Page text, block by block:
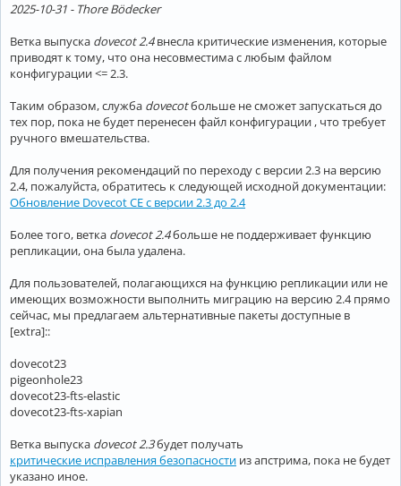
и
я
2025-10-31 - Thore Bödecker
Ветка выпуска dovecot 2.4внесла критические изменения, которые
приводят к тому, что она несовместима с любым файлом
конфигурации <= 2.3.
Таким образом, служба dovecotбольше не сможет запускаться до
тех пор, пока не будет перенесен файл конфигурации , что требует
ручного вмешательства.
Для получения рекомендаций по переходу с версии 2.3 на версию
2.4, пожалуйста, обратитесь к следующей исходной документации:
Обновление Dovecot CE с версии 2.3 до 2.4
Более того, ветка dovecot 2.4больше не поддерживает функцию
репликации, она была удалена.
Для пользователей, полагающихся на функцию репликации или не
имеющих возможности выполнить миграцию на версию 2.4 прямо
сейчас, мы предлагаем альтернативные пакеты доступные в
[extra]::
dovecot23
pigeonhole23
dovecot23-fts-elastic
dovecot23-fts-xapian
Ветка выпуска dovecot 2.3будет получать
критические исправления безопасности из апстрима, пока не будет
указано иное.